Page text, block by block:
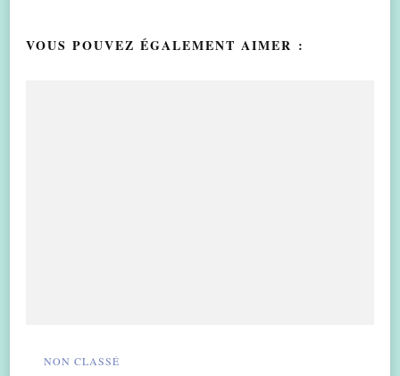
VOUS POUVEZ ÉGALEMENT AIMER :
NON CLASSÉ